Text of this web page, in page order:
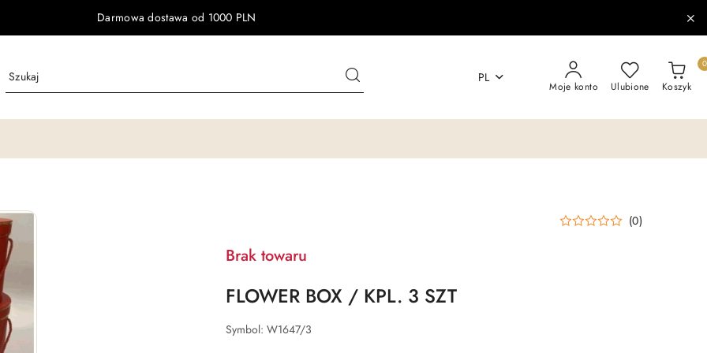
Darmowa dostawa od 1000 PLN
PL
Moje konto Ulubione Koszyk
0
(0)
Brak towaru
FLOWER BOX / KPL. 3 SZT
Symbol: W1647/3